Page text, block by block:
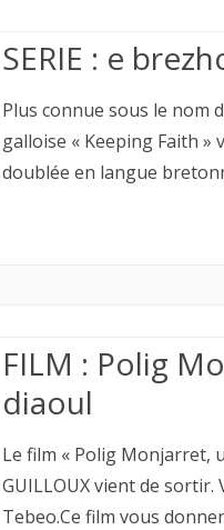
SERIE : e
Plus connue sous le nom
galloise « Keeping Faith »
doublée en langue
FILM : Polig
diaoul
Le film « Polig Monjarret,
GUILLOUX vient de
Tebeo.Ce film vous